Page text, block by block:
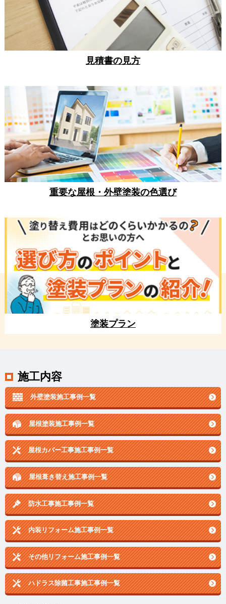
見積書の見方
重要な屋根・外壁塗装の色選び
塗装プラン
施工内容
外壁塗装施工事例一覧
屋根塗装施工事例一覧
屋根カバー工事施工事例一覧
屋根葺き替え施工事例一覧
防水工事施工事例一覧
内装リフォーム施工事例一覧
その他リフォーム施工事例一覧
ハドラス除菌工事施工事例一覧